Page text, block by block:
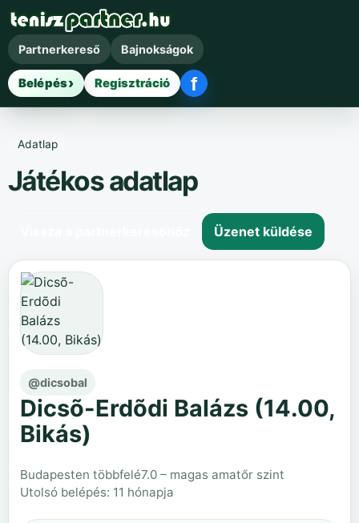
Partnerkereső Bajnokságok
Belépés Regisztráció fFacebook belépés
Adatlap
Játékos adatlap
Üzenet küldése
@dicsobal
Dicsõ-Erdõdi Balázs (14.00,
Bikás)
Budapesten többfelé7.0 – magas amatőr szint
Utolsó belépés: 11 hónapja